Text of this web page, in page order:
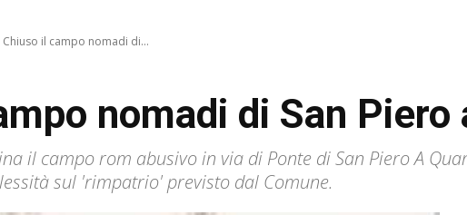
Chiuso il campo nomadi di...
nomadi di San Piero
il campo rom abusivo in via di Ponte di San Piero A
sul 'rimpatrio' previsto dal Comune.